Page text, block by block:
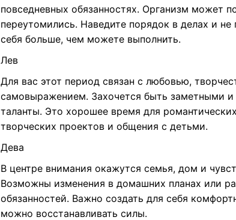
повседневных обязанностях. Организм может
переутомились. Наведите порядок в делах и не
себя больше, чем можете выполнить.
Лев
Для вас этот период связан с любовью,
самовыражением. Захочется быть заметными и
таланты. Это хорошее время для
творческих проектов и общения с детьми.
Дева
В центре внимания окажутся семья, дом и
Возможны изменения в домашних планах или
обязанностей. Важно создать для себя
можно восстанавливать силы.